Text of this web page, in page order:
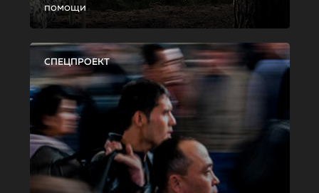
помощи
СПЕЦПРОЕКТ